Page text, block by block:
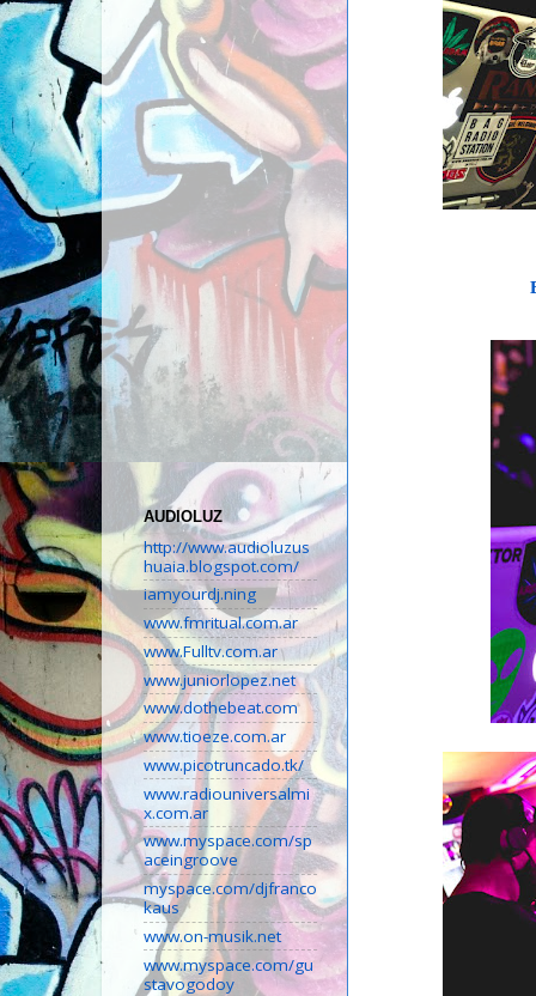
AUDIOLUZ
http://www.audioluzus
huaia.blogspot.com/
iamyourdj.ning
www.fmritual.com.ar
www.Fulltv.com.ar
www.juniorlopez.net
www.dothebeat.com
www.tioeze.com.ar
www.picotruncado.tk/
www.radiouniversalmi
x.com.ar
www.myspace.com/sp
aceingroove
myspace.com/djfranco
kaus
www.on-musik.net
www.myspace.com/gu
stavogodoy